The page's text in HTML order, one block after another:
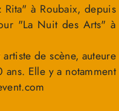
Rita" à Roubaix, depuis
"La Nuit des Arts" à
de scène, auteure
Elle y a notamment